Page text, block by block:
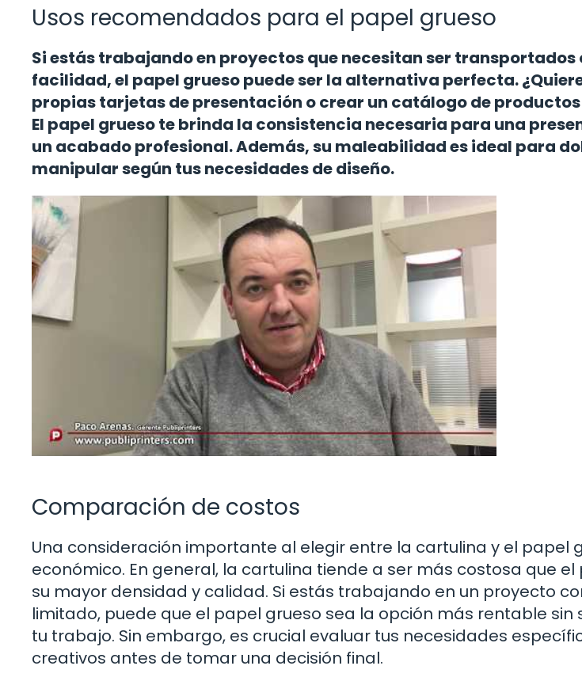
Usos recomendados para el papel grueso
Si estás trabajando en proyectos que necesitan ser transportados
facilidad, el papel grueso puede ser la alternativa perfecta.
propias tarjetas de presentación o crear un catálogo de
El papel grueso te brinda la consistencia necesaria para una
un acabado profesional. Además, su maleabilidad es ideal para
manipular según tus necesidades de diseño.
Comparación de costos
Una consideración importante al elegir entre la cartulina y el papel
económico. En general, la cartulina tiende a ser más costosa que
su mayor densidad y calidad. Si estás trabajando en un proyecto
limitado, puede que el papel grueso sea la opción más rentable
tu trabajo. Sin embargo, es crucial evaluar tus necesidades
creativos antes de tomar una decisión final.